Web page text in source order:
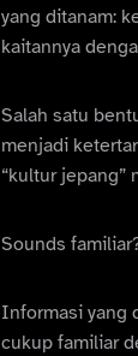
yang ditanam:
kaitannya
Salah satu
menjadi
“kultur jepang”
Sounds
Informasi yang
cukup familiar